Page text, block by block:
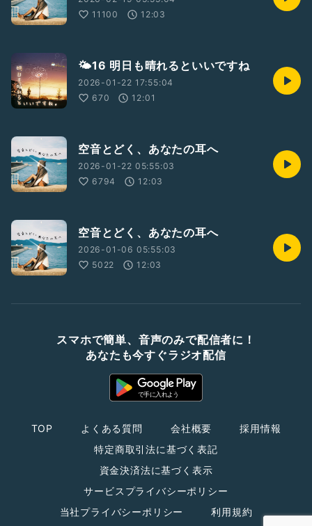
11100
12:03
🌤16 明日も晴れるといいですね
2026-01-22 17:55:04
670
12:01
空音とどく、あなたの耳へ
2026-01-22 05:55:03
6794
12:03
空音とどく、あなたの耳へ
2026-01-06 05:55:03
5022
12:03
スマホで簡単、音声のみで配信者に！
あなたも今すぐラジオ配信
TOP よくある質問 会社概要
採用情報
特定商取引法に基づく表記
資金決済法に基づく表示
サービスプライバシーポリシー
当社プライバシーポリシー
利用規約